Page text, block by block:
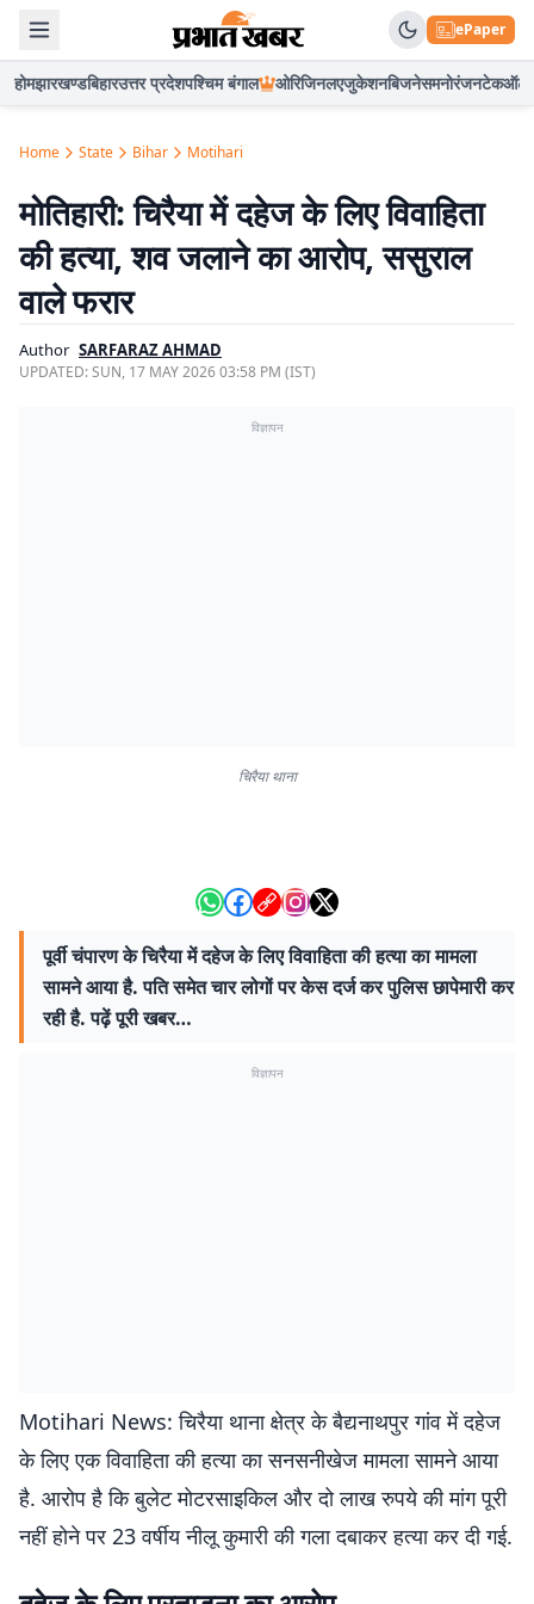
ePaper
होमझारखण्डबिहारउत्तर प्रदेशपश्चिम बंगाल ओरिजिनलएजुकेशनबिजनेसमनोरंजनटेकऑटो
Home State Bihar Motihari
मोतिहारी: चिरैया में दहेज के लिए विवाहिता
की हत्या, शव जलाने का आरोप, ससुराल
वाले फरार
Author SARFARAZ AHMAD
UPDATED:SUN, 17 MAY 2026 03:58 PM (IST)
विज्ञापन
चिरैया थाना
पूर्वी चंपारण के चिरैया में दहेज के लिए विवाहिता की हत्या का मामला
सामने आया है. पति समेत चार लोगों पर केस दर्ज कर पुलिस छापेमारी कर
रही है. पढ़ें पूरी खबर…
विज्ञापन
Motihari News: चिरैया थाना क्षेत्र के बैद्यनाथपुर गांव में दहेज
के लिए एक विवाहिता की हत्या का सनसनीखेज मामला सामने आया
है. आरोप है कि बुलेट मोटरसाइकिल और दो लाख रुपये की मांग पूरी
नहीं होने पर 23 वर्षीय नीलू कुमारी की गला दबाकर हत्या कर दी गई.